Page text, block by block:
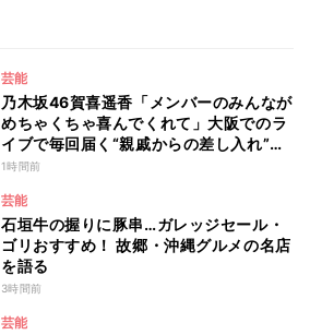
芸能
乃木坂46賀喜遥香「メンバーのみんなが
めちゃくちゃ喜んでくれて」大阪でのラ
イブで毎回届く“親戚からの差し入れ”と
は？
1時間前
芸能
石垣牛の握りに豚串…ガレッジセール・
ゴリおすすめ！ 故郷・沖縄グルメの名店
を語る
3時間前
芸能